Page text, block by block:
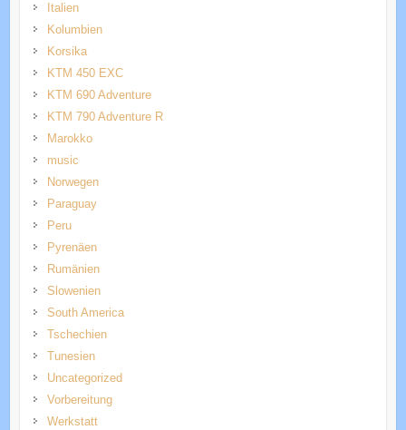
Italien
Kolumbien
Korsika
KTM 450 EXC
KTM 690 Adventure
KTM 790 Adventure R
Marokko
music
Norwegen
Paraguay
Peru
Pyrenäen
Rumänien
Slowenien
South America
Tschechien
Tunesien
Uncategorized
Vorbereitung
Werkstatt